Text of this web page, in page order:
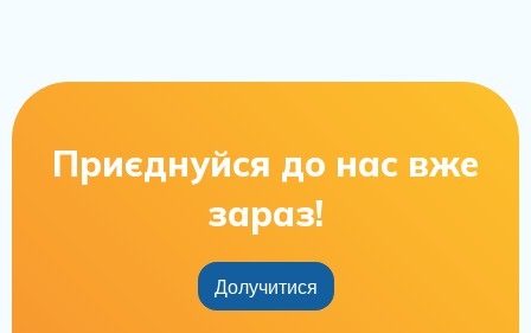
Приєднуйся до нас вже
зараз!
Долучитися